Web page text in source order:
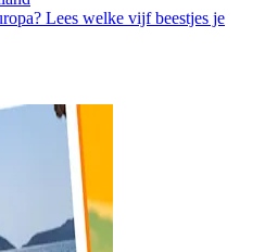
Lees welke vijf beestjes je